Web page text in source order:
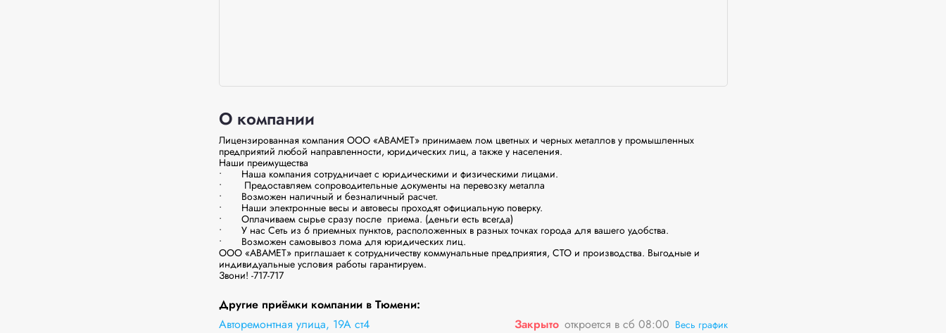
О компании
Лицензированная компания ООО «АВАМЕТ» принимаем лом цветных и черных металлов у промышленных
предприятий любой направленности, юридических лиц, а также у населения.
Наши преимущества
•	Наша компания сотрудничает с юридическими и физическими лицами.
•	 Предоставляем сопроводительные документы на перевозку металла
•	Возможен наличный и безналичный расчет.
•	Наши электронные весы и автовесы проходят официальную поверку.
•	Оплачиваем сырье сразу после  приема. (деньги есть всегда)
•	У нас Сеть из 6 приемных пунктов, расположенных в разных точках города для вашего удобства.
•	Возможен самовывоз лома для юридических лиц.
ООО «АВАМЕТ» приглашает к сотрудничеству коммунальные предприятия, СТО и производства. Выгодные и
индивидуальные условия работы гарантируем.
Звони! -717-717
Другие приёмки компании в Тюмени:
Авторемонтная улица, 19А ст4
Закрыто откроется в сб 08:00 Весь график